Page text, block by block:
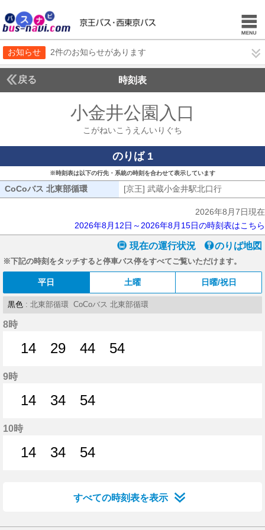
お知らせ 2件のお知らせがあります
戻る 時刻表
小金井公園入口
こがねいこうえんいりぐち
のりば 1
※時刻表は以下の行先・系統の時刻を合わせて表示しています
CoCoバス 北東部循環 CoCoバス 北東部循環
[京王] 武蔵小金井駅北口行
2026年8月7日現在
2026年8月12日～2026年8月15日の時刻表はこちら
現在の運行状況 のりば地図
※下記の時刻をタッチすると停車バス停をすべてご覧いただけます。
平日 土曜 日曜/祝日
黒色 : 北東部循環 CoCoバス 北東部循環
8時
14
29
44
54
9時
14
34
54
10時
14
34
54
すべての時刻表を表示